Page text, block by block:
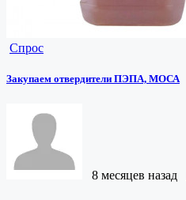
Спрос
Закупаем отвердители ПЭПА, МОСА
8 месяцев назад